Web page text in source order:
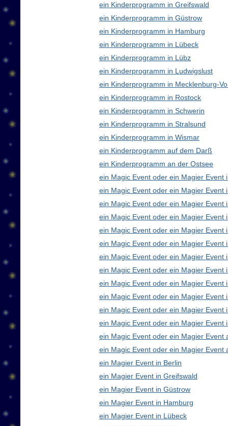
ein Kinderprogramm in Greifswald
ein Kinderprogramm in Güstrow
ein Kinderprogramm in Hamburg
ein Kinderprogramm in Lübeck
ein Kinderprogramm in Lübz
ein Kinderprogramm in Ludwigslust
ein Kinderprogramm in Mecklenburg-
ein Kinderprogramm in Rostock
ein Kinderprogramm in Schwerin
ein Kinderprogramm in Stralsund
ein Kinderprogramm in Wismar
ein Kinderprogramm auf dem Darß
ein Kinderprogramm an der Ostsee
ein Magic Event oder ein Magier Event
ein Magic Event oder ein Magier Event
ein Magic Event oder ein Magier Event
ein Magic Event oder ein Magier Event
ein Magic Event oder ein Magier Event
ein Magic Event oder ein Magier Event
ein Magic Event oder ein Magier Event
ein Magic Event oder ein Magier Event
ein Magic Event oder ein Magier Event
ein Magic Event oder ein Magier Event
ein Magic Event oder ein Magier Event
ein Magic Event oder ein Magier Event
ein Magic Event oder ein Magier Event
ein Magic Event oder ein Magier Event
ein Magier Event in Berlin
ein Magier Event in Greifswald
ein Magier Event in Güstrow
ein Magier Event in Hamburg
ein Magier Event in Lübeck